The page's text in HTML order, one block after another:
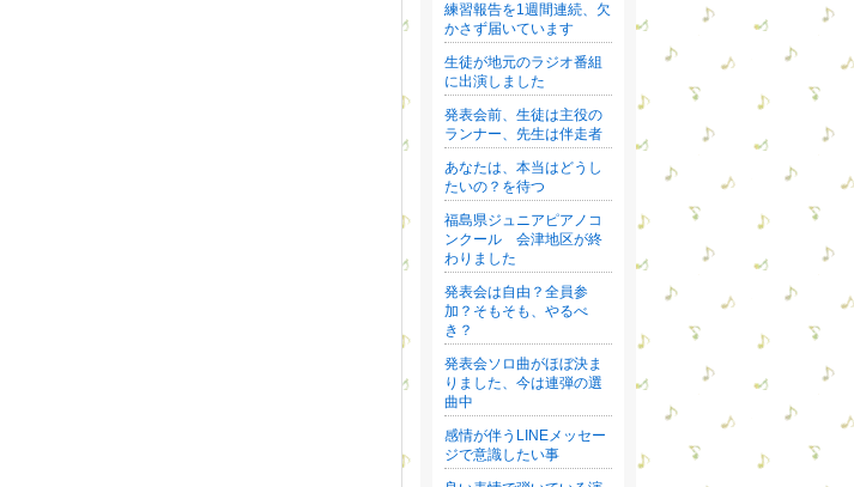
練習報告を1週間連続、欠
かさず届いています
生徒が地元のラジオ番組
に出演しました
発表会前、生徒は主役の
ランナー、先生は伴走者
あなたは、本当はどうし
たいの？を待つ
福島県ジュニアピアノコ
ンクール 会津地区が終
わりました
発表会は自由？全員参
加？そもそも、やるべ
き？
発表会ソロ曲がほぼ決ま
りました、今は連弾の選
曲中
感情が伴うLINEメッセー
ジで意識したい事